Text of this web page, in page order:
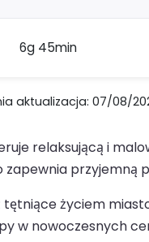
6g 45min
aktualizacja: 07/08/
relaksującą i
życiem
w nowoczesnych